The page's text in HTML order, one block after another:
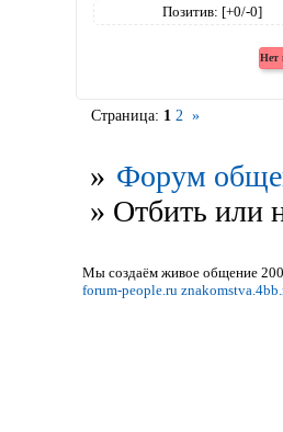
Позитив: [+0/-0]
Страница: 1 2 »
» Форум
» Отбить или
Мы создаём живое общение
forum-people.ru